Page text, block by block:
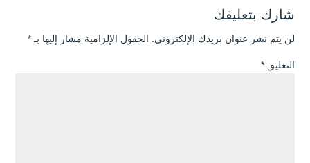
شارك بتعليقك
لن يتم نشر عنوان بريدك الإلكتروني. الحقول الإلزامية مشار إليها بـ *
التعليق *